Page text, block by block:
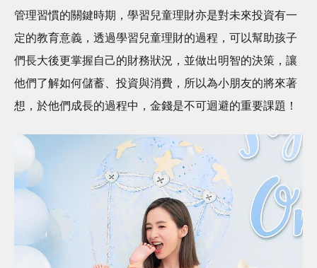
管理習慣的關鍵時期，學習兒童理財亦是對未來投資有一
定的教育意義，透過學習兒童理財的過程，可以幫助孩子
們長大後更掌握自己的財務狀況，並做出明智的決策，讓
他們了解如何儲蓄、投資與消費，所以為小朋友的將來著
想，於他們成長的過程中，金錢是不可迴避的重要課題！